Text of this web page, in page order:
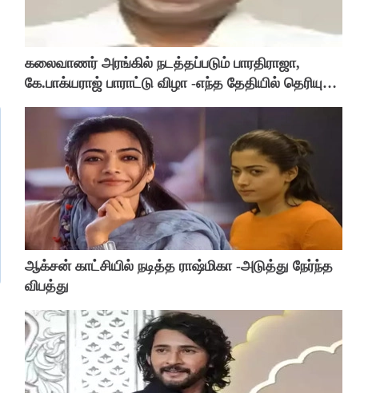
கலைவாணர் அரங்கில் நடத்தப்படும் பாரதிராஜா,
கே.பாக்யராஜ் பாராட்டு விழா -எந்த தேதியில் தெரியுமா
ஆக்சன் காட்சியில் நடித்த ராஷ்மிகா -அடுத்து நேர்ந்த
விபத்து